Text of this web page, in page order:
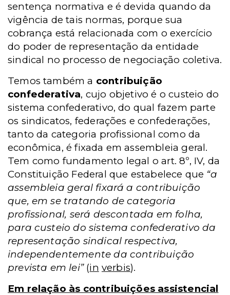
sentença normativa e é devida quando da
vigência de tais normas, porque sua
cobrança está relacionada com o exercício
do poder de representação da entidade
sindical no processo de negociação coletiva.
Temos também a contribuição
confederativa, cujo objetivo é o custeio do
sistema confederativo, do qual fazem parte
os sindicatos, federações e confederações,
tanto da categoria profissional como da
econômica, é fixada em assembleia geral.
Tem como fundamento legal o art. 8º, IV, da
Constituição Federal que estabelece que “a
assembleia geral fixará a contribuição
que, em se tratando de categoria
profissional, será descontada em folha,
para custeio do sistema confederativo da
representação sindical respectiva,
independentemente da contribuição
prevista em lei”(in verbis).
Em relação às contribuições assistencial